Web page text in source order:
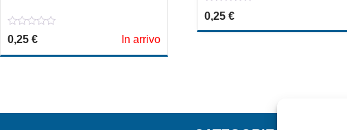
0
out
0,25 € In arrivo
0
out
0,25 €